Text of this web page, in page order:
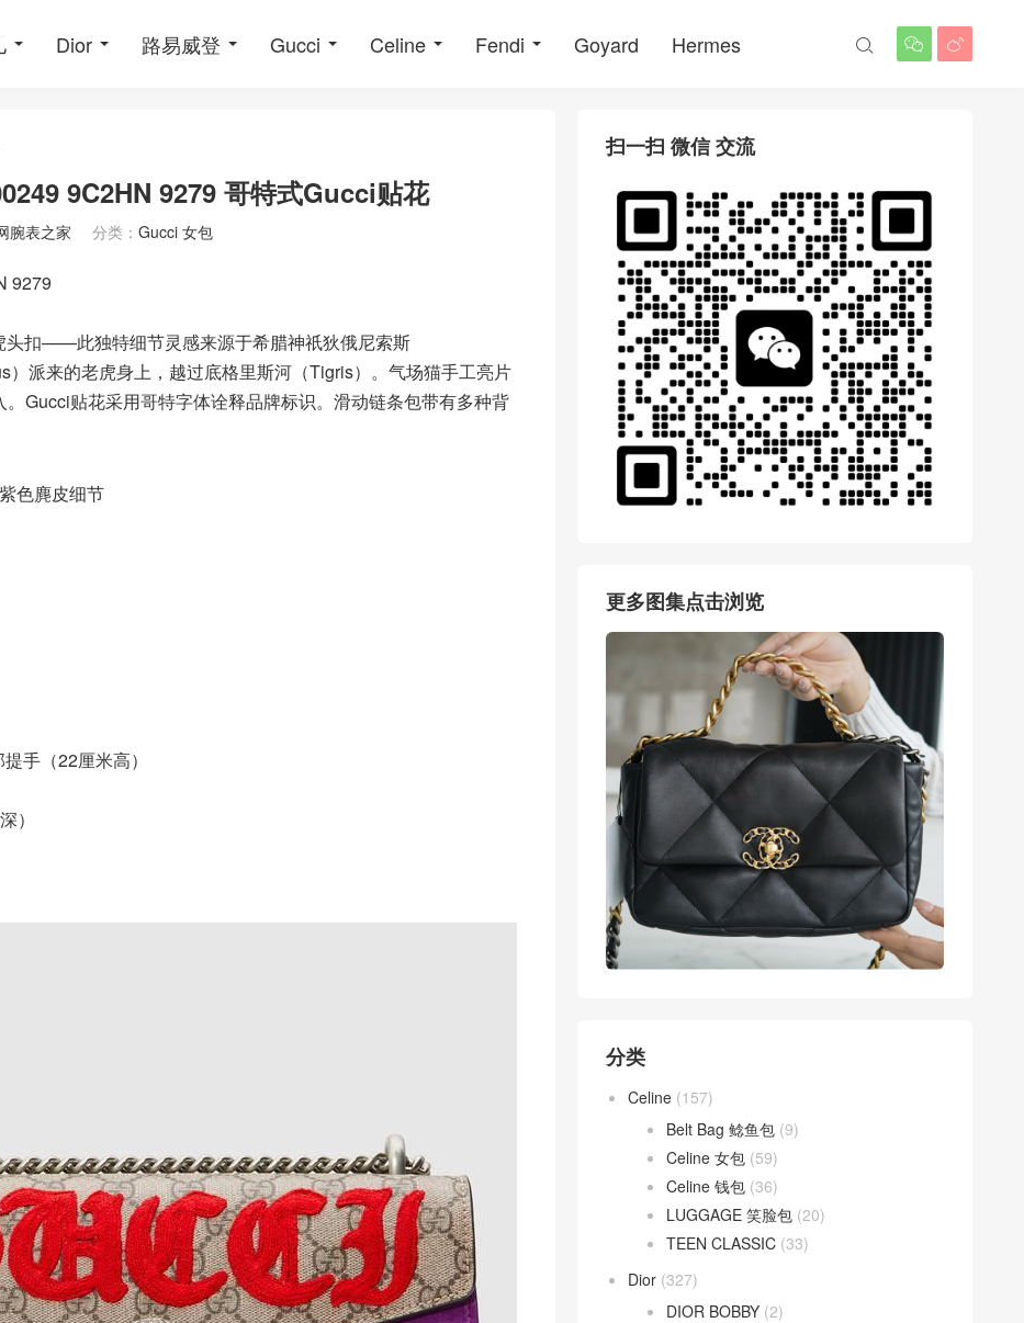
Dior 路易威登 Gucci Celine Fendi Goyard Hermes  

9C2HN 9279 哥特式Gucci贴花
腕表之家 分类： Gucci 女包
9279
头扣——此独特细节灵感来源于希腊神祇狄俄尼索斯
）派来的老虎身上，越过底格里斯河（Tigris）。气场猫手工亮片
Gucci贴花采用哥特字体诠释品牌标识。滑动链条包带有多种背
色麂皮细节
手（22厘米高）
）
扫一扫 微信 交流
更多图集点击浏览
分类
Celine (157)
Belt Bag 鲶鱼包 (9)
Celine 女包 (59)
Celine 钱包 (36)
LUGGAGE 笑脸包 (20)
TEEN CLASSIC (33)
Dior (327)
DIOR BOBBY (2)